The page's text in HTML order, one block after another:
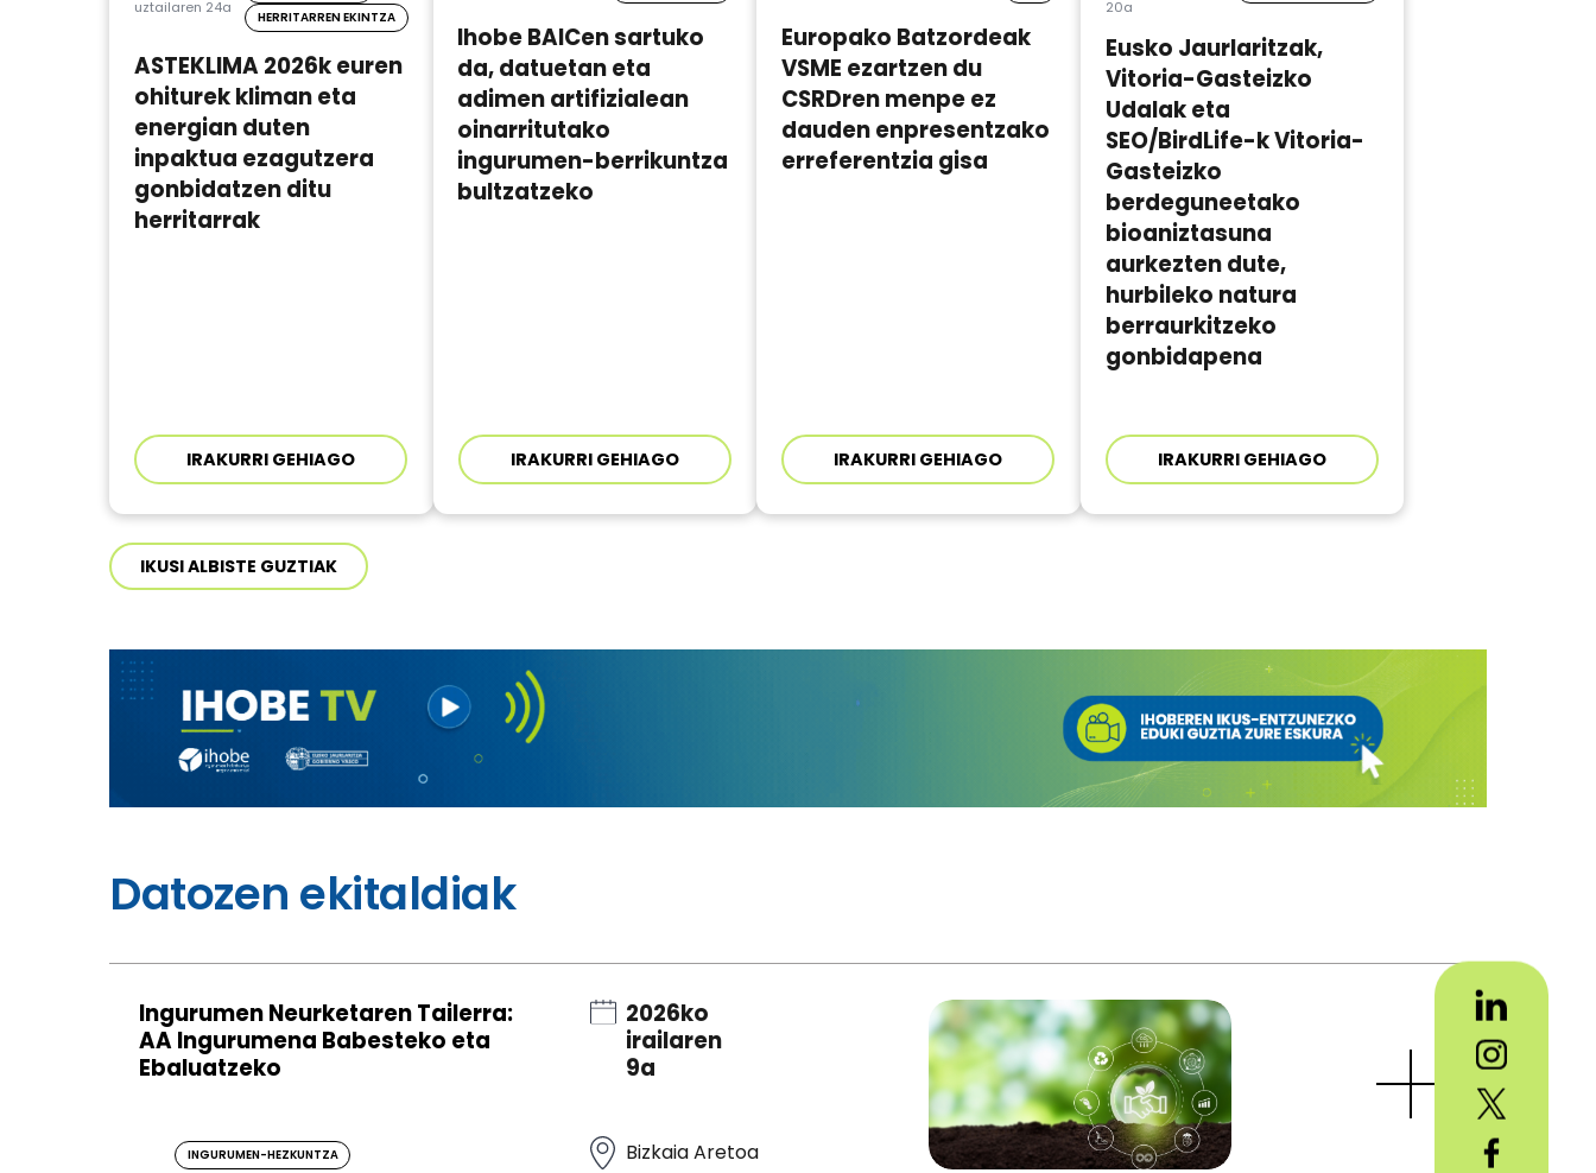
uztailaren 24a
HERRITARREN EKINTZA
ASTEKLIMA 2026k euren
ohiturek kliman eta
energian duten
inpaktua ezagutzera
gonbidatzen ditu
herritarrak
IRAKURRI GEHIAGO
Ihobe BAICen sartuko
da, datuetan eta
adimen artifizialean
oinarritutako
ingurumen-berrikuntza
bultzatzeko
IRAKURRI GEHIAGO
Europako Batzordeak
VSME ezartzen du
CSRDren menpe ez
dauden enpresentzako
erreferentzia gisa
IRAKURRI GEHIAGO
20a
Eusko Jaurlaritzak,
Vitoria-Gasteizko
Udalak eta
SEO/BirdLife-k Vitoria-
Gasteizko
berdeguneetako
bioaniztasuna
aurkezten dute,
hurbileko natura
berraurkitzeko
gonbidapena
IRAKURRI GEHIAGO
IKUSI ALBISTE GUZTIAK
Datozen ekitaldiak
Ingurumen Neurketaren Tailerra:
AA Ingurumena Babesteko eta
Ebaluatzeko
INGURUMEN-HEZKUNTZA
2026ko
irailaren
9a
Bizkaia Aretoa